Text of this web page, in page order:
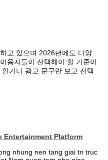
고 있으며 2026년에도 다양
용자들이 선택해야 할 기준이
기나 광고 문구만 보고 선택
Entertainment Platform
nhung nen tang giai tri truc